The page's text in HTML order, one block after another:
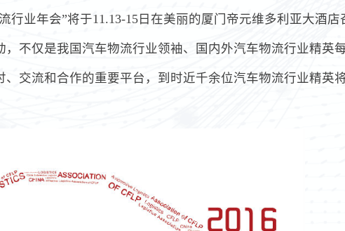
行业年会”将于11.13-15日在美丽的厦门帝元维多利亚大酒店
不仅是我国汽车物流行业领袖、国内外汽车物流行业精英
交流和合作的重要平台，到时近千余位汽车物流行业精英